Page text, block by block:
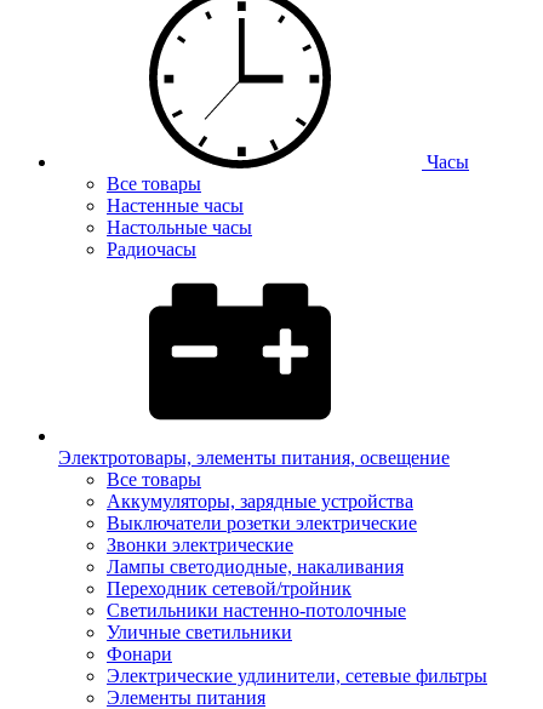
Часы
Все товары
Настенные часы
Настольные часы
Радиочасы
Электротовары, элементы питания, освещение
Все товары
Аккумуляторы, зарядные устройства
Выключатели розетки электрические
Звонки электрические
Лампы светодиодные, накаливания
Переходник сетевой/тройник
Светильники настенно-потолочные
Уличные светильники
Фонари
Электрические удлинители, сетевые фильтры
Элементы питания